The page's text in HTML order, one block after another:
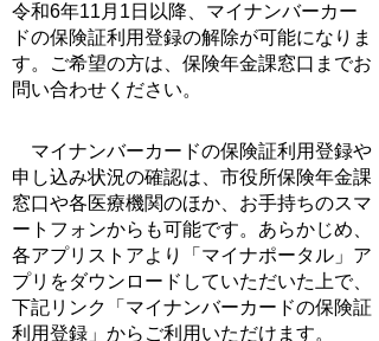
令和6年11月1日以降、マイナンバーカー
ドの保険証利用登録の解除が可能になりま
す。ご希望の方は、保険年金課窓口までお
問い合わせください。
マイナンバーカードの保険証利用登録や
申し込み状況の確認は、市役所保険年金課
窓口や各医療機関のほか、お手持ちのスマ
ートフォンからも可能です。あらかじめ、
各アプリストアより「マイナポータル」ア
プリをダウンロードしていただいた上で、
下記リンク「マイナンバーカードの保険証
利用登録」からご利用いただけます。